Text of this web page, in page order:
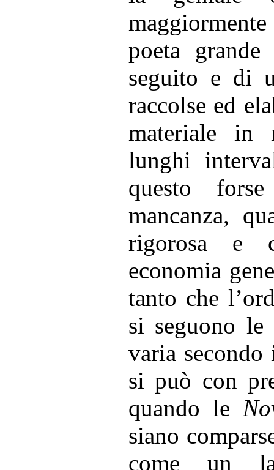
poeta
seguito e di
raccolse ed
materiale in
lunghi
questo
mancanza,
rigorosa e
economia
tanto che
si seguono
varia
si può con
quando le
siano
come un